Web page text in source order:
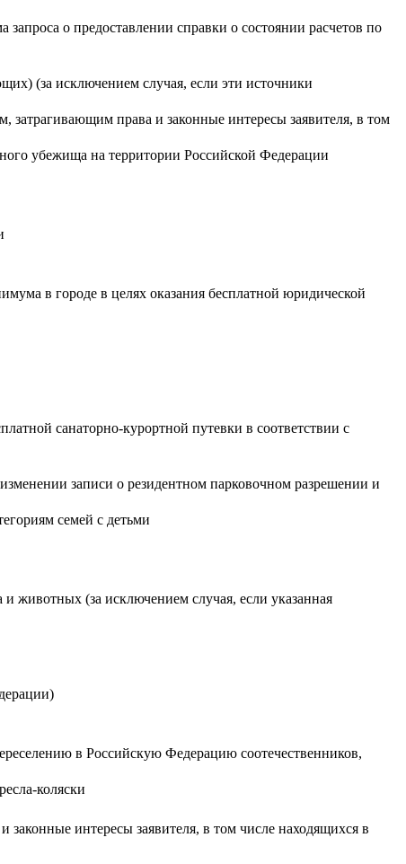
о предоставлении справки о состоянии расчетов по
(за исключением случая, если эти источники
права и законные интересы заявителя, в том
убежища на территории Российской Федерации
в городе в целях оказания бесплатной юридической
санаторно-курортной путевки в соответствии с
записи о резидентном парковочном разрешении и
семей с детьми
животных (за исключением случая, если указанная
в Российскую Федерацию соотечественников,
коляски
интересы заявителя, в том числе находящихся в